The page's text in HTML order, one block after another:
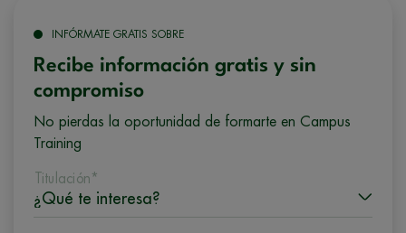
INFÓRMATE GRATIS SOBRE
Recibe información gratis y sin
compromiso
No pierdas la oportunidad de formarte en Campus
Training
Titulación*